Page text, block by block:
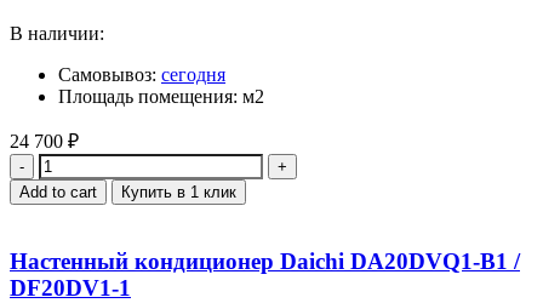
В наличии:
Самовывоз: сегодня
Площадь помещения: м2
24 700 ₽
Quantity
Add to cart Купить в 1 клик
Настенный кондиционер Daichi DA20DVQ1-B1 /
DF20DV1-1